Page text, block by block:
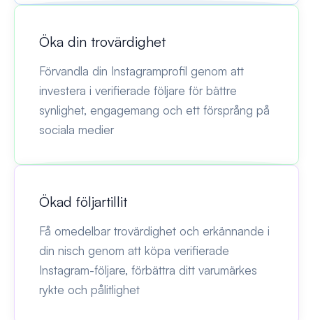
Öka din trovärdighet
Förvandla din Instagramprofil genom att
investera i verifierade följare för bättre
synlighet, engagemang och ett försprång på
sociala medier
Ökad följartillit
Få omedelbar trovärdighet och erkännande i
din nisch genom att köpa verifierade
Instagram-följare, förbättra ditt varumärkes
rykte och pålitlighet